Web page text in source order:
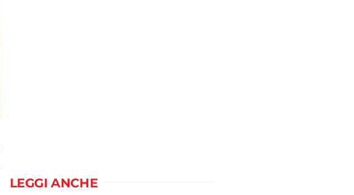
LEGGI ANCHE